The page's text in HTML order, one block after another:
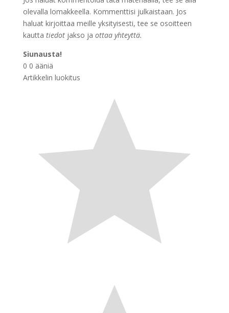
olevalla lomakkeella. Kommenttisi julkaistaan. Jos
haluat kirjoittaa meille yksityisesti, tee se osoitteen
kautta tiedotjakso ja ottaa yhteyttä.
Siunausta!
0 0 ääniä
Artikkelin luokitus